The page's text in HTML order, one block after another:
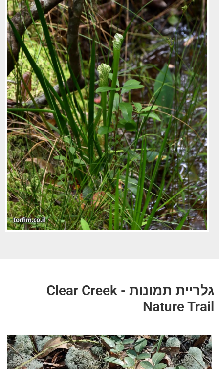
גלריית תמונות - Clear Creek
Nature Trail